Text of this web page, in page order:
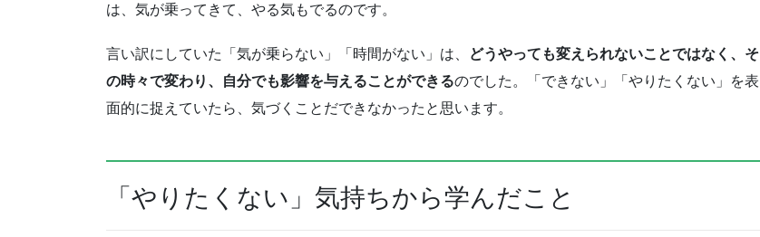
は、気が乗ってきて、やる気もでるのです。
言い訳にしていた「気が乗らない」「時間がない」は、
どうやっても変えられないことではなく、そ
の時々で変わり、自分でも影響を与えることができるのでした。「できない」「やりたくない」を表
面的に捉えていたら、気づくことだできなかったと思います。
「やりたくない」気持ちから学んだこと